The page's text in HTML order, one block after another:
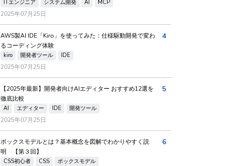
ITエンジニア システム開発 AI MCP
2025年07月25日
AWS製AI IDE「Kiro」を使ってみた：仕様駆動開発で変わ
るコーディング体験
kiro 開発者ツール IDE
2025年07月25日
4
【2025年最新】開発者向けAIエディター おすすめ12選を
徹底比較
AI エディター IDE 開発ツール
2025年07月25日
5
ボックスモデルとは？基本概念を図解でわかりやすく説
明 【第３回】
CSS初心者 CSS ボックスモデル
6